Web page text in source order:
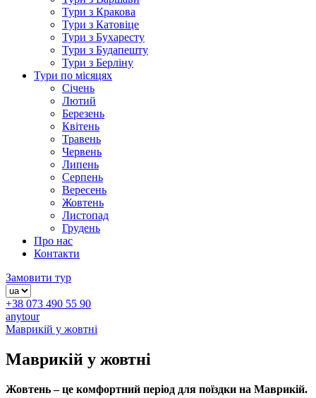
Тури з Кракова
Тури з Катовіце
Тури з Бухаресту
Тури з Будапешту
Тури з Берліну
Тури по місяцях
Січень
Лютий
Березень
Квітень
Травень
Червень
Липень
Серпень
Вересень
Жовтень
Листопад
Грудень
Про нас
Контакти
Замовити тур
+38 073 490 55 90
anytour
Маврикій у жовтні
Маврикій у жовтні
Жовтень – це комфортний період для поїздки на Маврикій.